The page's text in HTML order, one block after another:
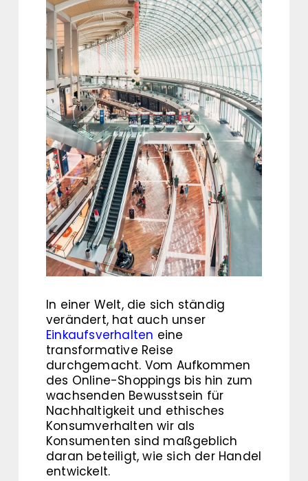
In einer Welt, die sich ständig
verändert, hat auch unser
Einkaufsverhalten eine
transformative Reise
durchgemacht. Vom Aufkommen
des Online-Shoppings bis hin zum
wachsenden Bewusstsein für
Nachhaltigkeit und ethisches
Konsumverhalten wir als
Konsumenten sind maßgeblich
daran beteiligt, wie sich der Handel
entwickelt.